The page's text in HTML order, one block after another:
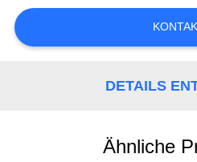
ANGEBOT
DETAILS
Ähnliche